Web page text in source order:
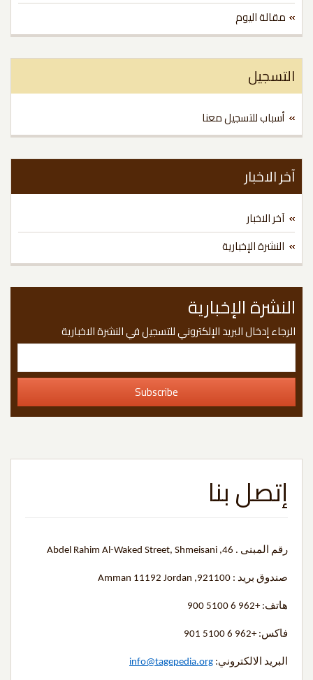
مقالة اليوم
أسباب للتسجيل معنا
الاخبار
آخر الاخبار
النشرة الإخبارية
الإخبارية
إدخال البريد الإلكتروني للتسجيل في النشرة الاخبارية
إتصل بنا
رقم المبنى . 46, Abdel Rahim Al-Waked Street, Shmeisani
صندوق بريد : 921100, Amman 11192 Jordan
هاتف: +962 6 5100 900
فاكس: +962 6 5100 901
البريد الالكتروني: info@tagepedia.org